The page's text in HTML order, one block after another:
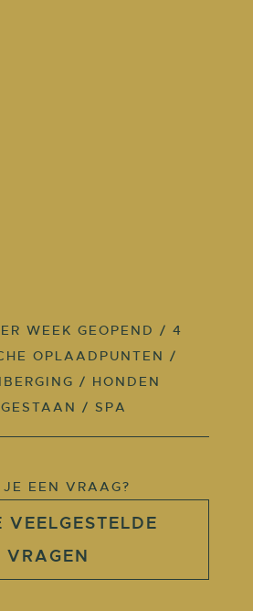
WEEK GEOPEND / 4
OPLAADPUNTEN /
/ HONDEN
/ SPA
JE EEN VRAAG?
VEELGESTELDE
VRAGEN